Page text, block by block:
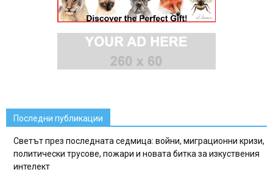
Последни публикации
Светът през последната седмица: войни, миграционни кризи,
политически трусове, пожари и новата битка за изкуствения
интелект